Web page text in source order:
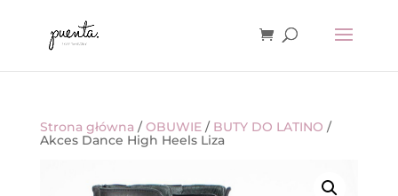
Strona główna /OBUWIE/ BUTY DO LATINO /
Akces Dance High Heels Liza